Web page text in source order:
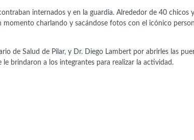
internados y en la guardia. Alrededor de 40 chicos
charlando y sacándose fotos con el icónico
de Salud de Pilar, y Dr. Diego Lambert por abrirles las
brindaron a los integrantes para realizar la actividad.